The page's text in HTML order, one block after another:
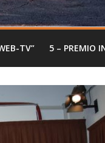
TV” 5 – PREMIO